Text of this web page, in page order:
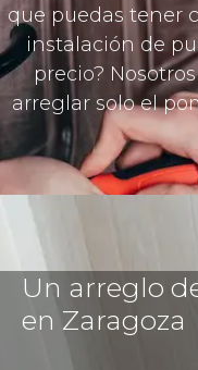
que puedas tener
instalación de
precio?
arreglar solo el
Un arreglo
en Zaragoza